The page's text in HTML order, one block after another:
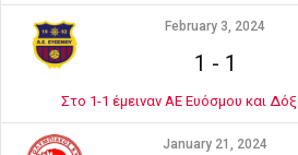
February 3, 2024
1 - 1
Στο 1-1 έμειναν ΑΕ Ευόσμου και
January 21, 2024